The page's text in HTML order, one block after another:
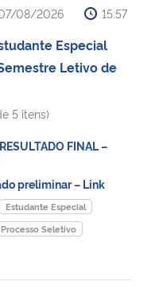
e Comunicações
08/2026 15:57
Especial
Letivo de
5 itens)
FINAL –
preliminar – Link
Estudante Especial
Processo Seletivo